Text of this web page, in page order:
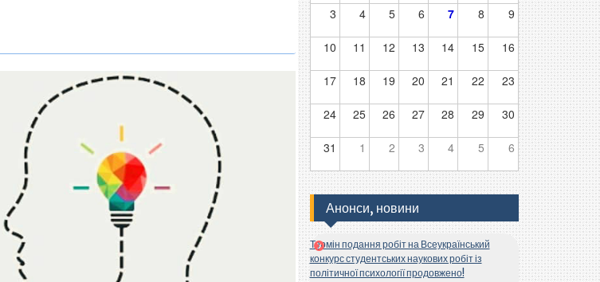
3 4 5 6 7 8 9
10 11 12 13 14 15 16
17 18 19 20 21 22 23
24 25 26 27 28 29 30
31 1 2 3 4 5 6
Анонси, новини
Термін подання робіт на Всеукраїнський
конкурс студентських наукових робіт із
політичної психології продовжено!